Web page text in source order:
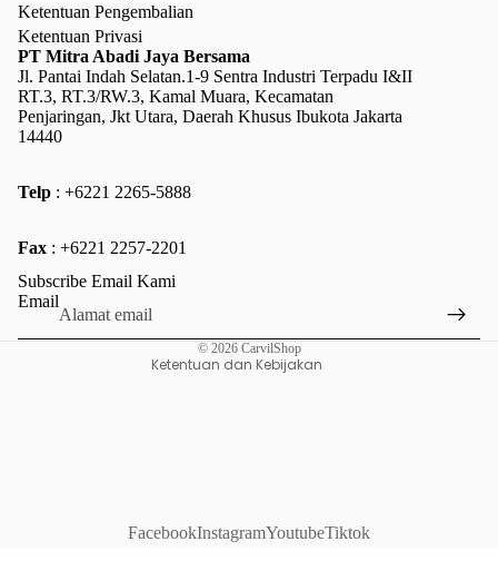
Ketentuan Pengembalian
Ketentuan Privasi
PT Mitra Abadi Jaya Bersama
Jl. Pantai Indah Selatan.1-9 Sentra Industri Terpadu I&II
RT.3, RT.3/RW.3, Kamal Muara, Kecamatan
Penjaringan, Jkt Utara, Daerah Khusus Ibukota Jakarta
14440
Telp : +6221 2265-5888
Fax : +6221 2257-2201
Subscribe Email Kami
Email
© 2026 CarvilShop
Ketentuan dan Kebijakan
FacebookInstagramYoutubeTiktok